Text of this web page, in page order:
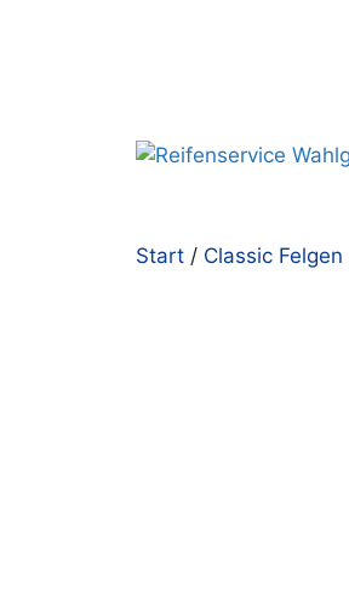
Start / Classic Felgen